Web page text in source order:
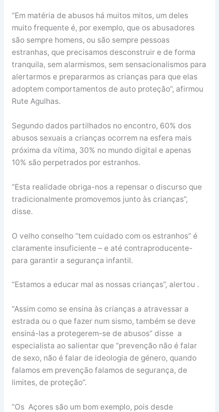
“Em matéria de abusos há muitos mitos, um deles
muito frequente é, por exemplo, que os abusadores
são sempre homens, ou são sempre pessoas
estranhas, que precisamos desconstruir e de forma
tranquila, sem alarmismos, sem sensacionalismos para
alertarmos e prepararmos as crianças para que elas
adoptem comportamentos de auto proteção”, afirmou
Rute Agulhas.
Segundo dados partilhados no encontro, 60% dos
abusos sexuais a crianças ocorrem na esfera mais
próxima da vítima, 30% no mundo digital e apenas
10% são perpetrados por estranhos.
“Esta realidade obriga-nos a repensar o discurso que
tradicionalmente promovemos junto às crianças”,
disse.
O velho conselho “tem cuidado com os estranhos” é
claramente insuficiente – e até contraproducente-
para garantir a segurança infantil.
“Estamos a educar mal as nossas crianças”, alertou .
“Assim como se ensina às crianças a atravessar a
estrada ou o que fazer num sismo, também se deve
ensiná-las a protegerem-se de abusos” disse a
especialista ao salientar que “prevenção não é falar
de sexo, não é falar de ideologia de género, quando
falamos em prevenção falamos de segurança, de
limites, de proteção”.
“Os Açores são um bom exemplo, pois desde